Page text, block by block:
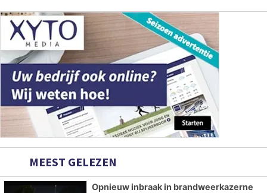
MEEST GELEZEN
Opnieuw inbraak in brandweerkazerne